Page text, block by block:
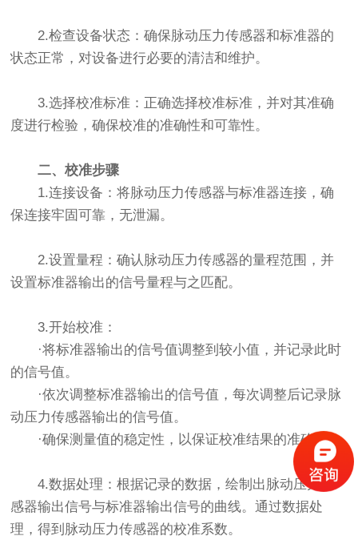
‌2.检查设备状态‌：确保脉动压力传感器和标准器的
状态正常，对设备进行必要的清洁和维护。
3‌.选择校准标准‌：正确选择校准标准，并对其准确
度进行检验，确保校准的准确性和可靠性。
二、校准步骤
‌1.连接设备‌：将脉动压力传感器与标准器连接，确
保连接牢固可靠，无泄漏。
‌2.设置量程‌：确认脉动压力传感器的量程范围，并
设置标准器输出的信号量程与之匹配。
3‌.开始校准‌：
·将标准器输出的信号值调整到较小值，并记录此时
的信号值。
·依次调整标准器输出的信号值，每次调整后记录脉
动压力传感器输出的信号值。
·确保测量值的稳定性，以保证校准结果的准确性。
4‌.数据处理‌：根据记录的数据，绘制出脉动压力传
感器输出信号与标准器输出信号的曲线。通过数据处
理，得到脉动压力传感器的校准系数。